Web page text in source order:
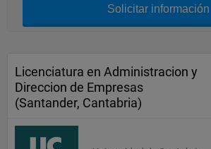
Solicitar información
Licenciatura en Administracion y
Direccion de Empresas
(Santander, Cantabria)